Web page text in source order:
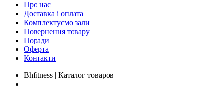
Про нас
Доставка і оплата
Комплектуємо зали
Повернення товару
Поради
Оферта
Контакти
Bhfitness | Каталог товаров